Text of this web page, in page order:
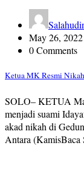
May 26, 2022
0 Comments
Ketua MK Resmi
SOLO– KETUA
menjadi suami
akad nikah di
Antara (KamisBaca